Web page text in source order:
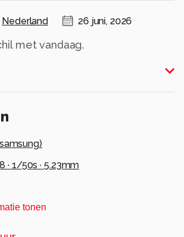
Nederland 26 juni, 2026
met vandaag.
samsung)
· 1/50s ·5.23mm
tonen